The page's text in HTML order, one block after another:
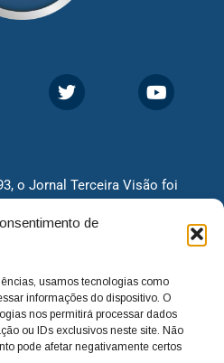
de
usamos tecnologias como
informações do dispositivo. O
nos permitirá processar dados
ou IDs exclusivos neste site. Não
pode afetar negativamente certos
o Jornal Terceira Visão foi
naquela época só existiam
anos, o jornal continua
notícias. Nunca
do cidadão, sempre
em busca de melhorias
resoluções para casos